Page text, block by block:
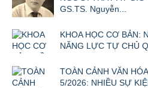
GS.TS. Nguyễn...
KHOA HỌC CƠ BẢN:
NĂNG LỰC TỰ CHỦ
TOÀN CẢNH VĂN
5/2026: NHIỀU SỰ